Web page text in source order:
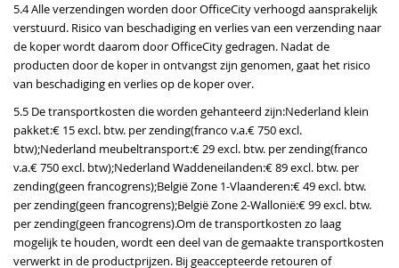
5.4 Alle verzendingen worden door OfficeCity verhoogd aansprakelijk
verstuurd. Risico van beschadiging en verlies van een verzending naar
de koper wordt daarom door OfficeCity gedragen. Nadat de
producten door de koper in ontvangst zijn genomen, gaat het risico
van beschadiging en verlies op de koper over.
5.5 De transportkosten die worden gehanteerd zijn:Nederland klein
pakket:€ 15 excl. btw. per zending(franco v.a.€ 750 excl.
btw);Nederland meubeltransport:€ 29 excl. btw. per zending(franco
v.a.€ 750 excl. btw);Nederland Waddeneilanden:€ 89 excl. btw. per
zending(geen francogrens);België Zone 1-Vlaanderen:€ 49 excl. btw.
per zending(geen francogrens);België Zone 2-Wallonië:€ 99 excl. btw.
per zending(geen francogrens).Om de transportkosten zo laag
mogelijk te houden, wordt een deel van de gemaakte transportkosten
verwerkt in de productprijzen. Bij geaccepteerde retouren of